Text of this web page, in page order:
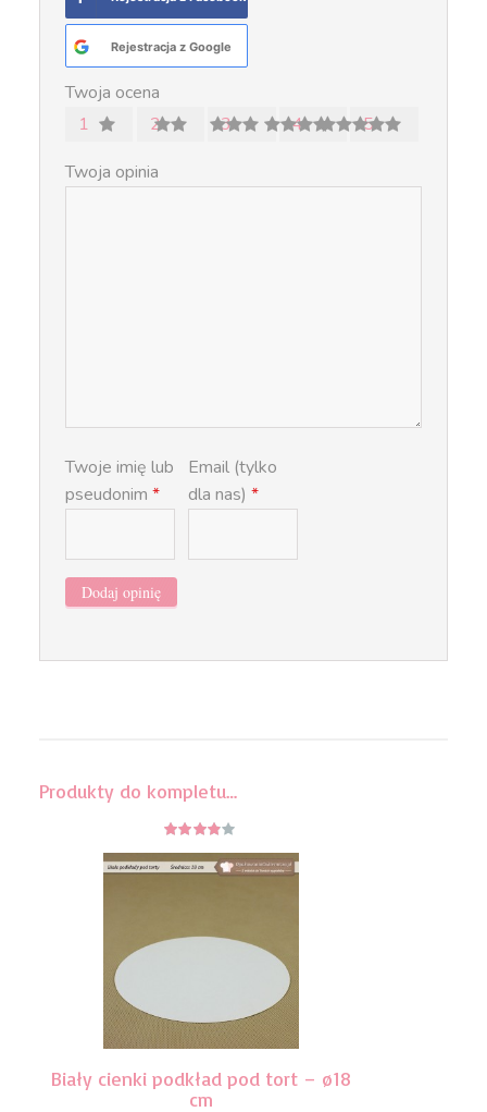
Rejestracja z Google
Twoja ocena
1
2 3 4
5
Twoja opinia
Twoje imię lub
pseudonim *
Email (tylko
dla nas)*
Produkty do kompletu…
3.75z 5
Biały cienki podkład pod tort – ø18
cm